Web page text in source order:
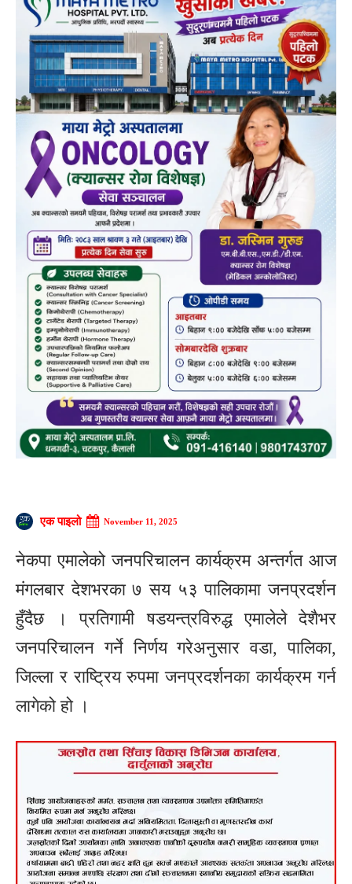
एक पाइलो November 11, 2025
नेकपा एमालेको जनपरिचालन कार्यक्रम अन्तर्गत आज
मंगलबार देशभरका ७ सय ५३ पालिकामा जनप्रदर्शन
हुँदैछ । प्रतिगामी षडयन्त्रविरुद्ध एमालेले देशैभर
जनपरिचालन गर्ने निर्णय गरेअनुसार वडा, पालिका,
जिल्ला र राष्ट्रिय रुपमा जनप्रदर्शनका कार्यक्रम गर्न
लागेको हो ।